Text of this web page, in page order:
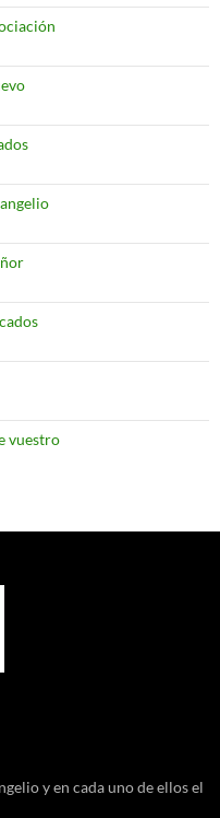
vuestro
y en cada uno de ellos el